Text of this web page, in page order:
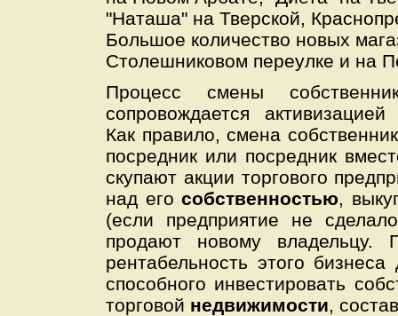
"Наташа" на Тверской,
Большое количество новых
Столешниковом переулке и на
Процесс смены
сопровождается
Как правило, смена
посредник или посредник
скупают акции торгового
над его собственностью,
(если предприятие не
продают новому
рентабельность этого
способного инвестировать
торговой недвижимости,